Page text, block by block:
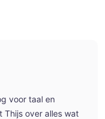
voor taal en
Thijs over alles wat